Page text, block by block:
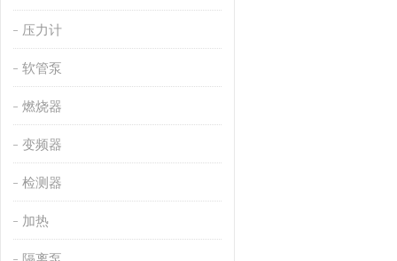
压力计
软管泵
燃烧器
变频器
检测器
加热